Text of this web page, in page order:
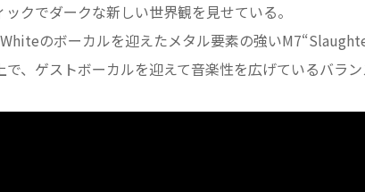
クでダークな新しい世界観を見せている。
のボーカルを迎えたメタル要素の強い
、ゲストボーカルを迎えて音楽性を広げているバラン